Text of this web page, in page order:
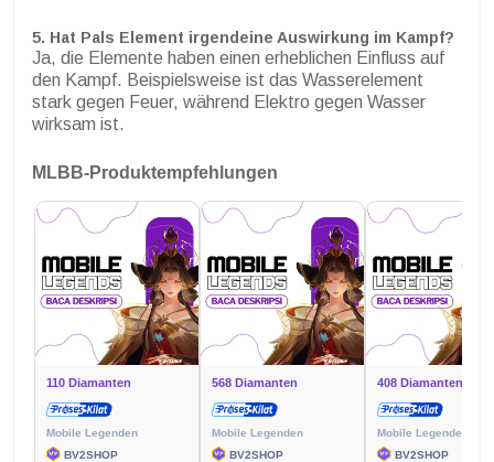
5. Hat Pals Element irgendeine Auswirkung im Kampf?
Ja, die Elemente haben einen erheblichen Einfluss auf
den Kampf. Beispielsweise ist das Wasserelement
stark gegen Feuer, während Elektro gegen Wasser
wirksam ist.
MLBB-Produktempfehlungen
110 Diamanten
Mobile Legenden
BV2SHOP
568 Diamanten
Mobile Legenden
BV2SHOP
408 Diamanten
Mobile Legenden
BV2SHOP